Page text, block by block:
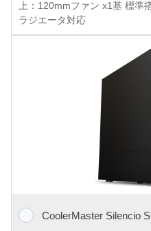
上：120mmファン x1基 標準
ラジエータ対応
CoolerMaster Silencio